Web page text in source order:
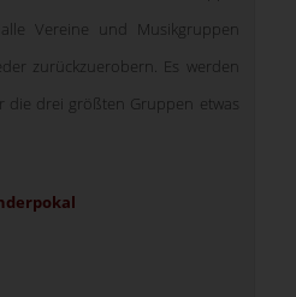
Vereine und Musikgruppen
zurückzuerobern. Es werden
die drei größten Gruppen etwas